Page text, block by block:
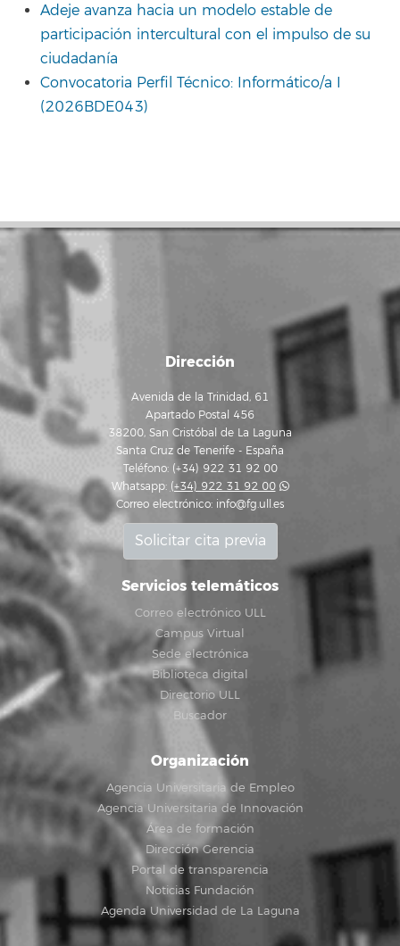
Adeje avanza hacia un modelo estable de
participación intercultural con el impulso de su
ciudadanía
Convocatoria Perfil Técnico: Informático/a I
(2026BDE043)
Dirección
Avenida de la Trinidad, 61
Apartado Postal 456
38200, San Cristóbal de La Laguna
Santa Cruz de Tenerife - España
Teléfono: (+34) 922 31 92 00
Whatsapp: (+34) 922 31 92 00
Correo electrónico: info@fg.ull.es
Solicitar cita previa
Servicios telemáticos
Correo electrónico ULL
Campus Virtual
Sede electrónica
Biblioteca digital
Directorio ULL
Buscador
Organización
Agencia Universitaria de Empleo
Agencia Universitaria de Innovación
Área de formación
Dirección Gerencia
Portal de transparencia
Noticias Fundación
Agenda Universidad de La Laguna